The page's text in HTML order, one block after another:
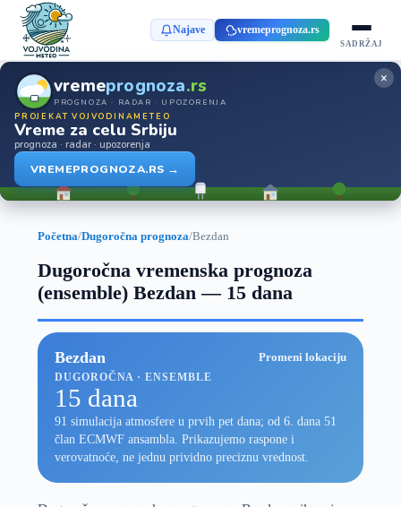
Najave vremeprognoza.rs
SADRŽAJ
vremeprognoza.rs
PROGNOZA · RADAR · UPOZORENJA
PROJEKAT VOJVODINAMETEO
Vreme za celu Srbiju
prognoza · radar · upozorenja
VREMEPROGNOZA.RS →
×
Početna/Dugoročna prognoza/Bezdan
Dugoročna vremenska prognoza
(ensemble) Bezdan — 15 dana
Bezdan Promeni lokaciju
DUGOROČNA · ENSEMBLE
15 dana
91 simulacija atmosfere u prvih pet dana; od 6. dana 51
član ECMWF ansambla. Prikazujemo raspone i
verovatnoće, ne jednu prividno preciznu vrednost.